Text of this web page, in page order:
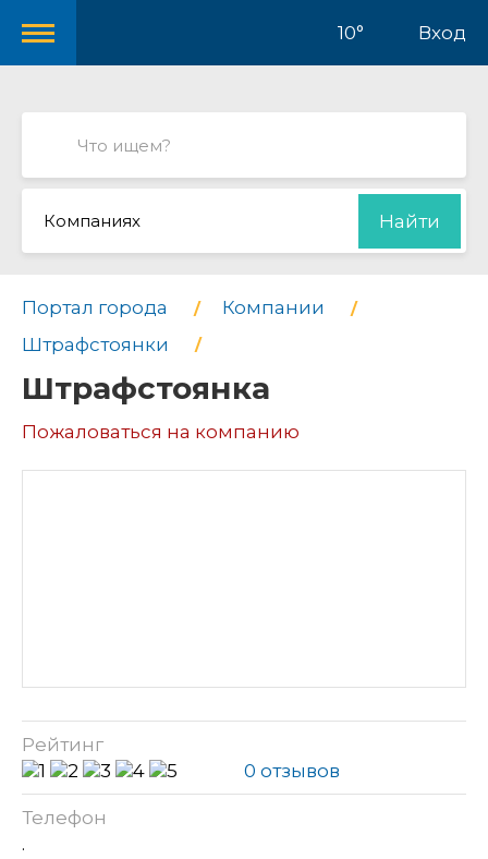
10° Вход
Компаниях Найти
Портал города
Компании
Штрафстоянки
Штрафстоянка
Пожаловаться на компанию
Рейтинг
0 отзывов
Телефон
.